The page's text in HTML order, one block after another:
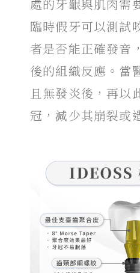
處的牙齦與肌肉需
臨時假牙可以測試
者是否能正確發音
後的組織反應。當
且無發炎後，再以
冠，減少其崩裂或